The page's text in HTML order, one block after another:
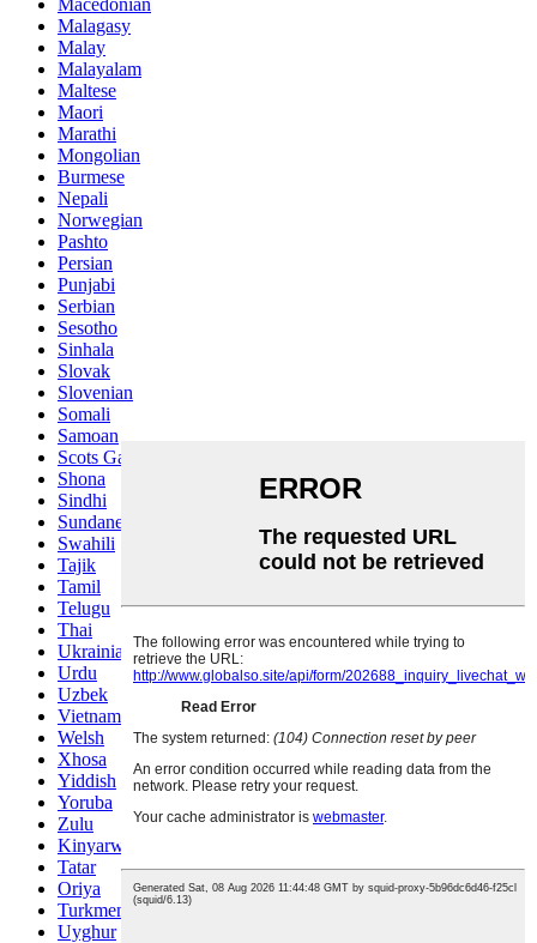
Macedonian
Malagasy
Malay
Malayalam
Maltese
Maori
Marathi
Mongolian
Burmese
Nepali
Norwegian
Pashto
Persian
Punjabi
Serbian
Sesotho
Sinhala
Slovak
Slovenian
Somali
Samoan
Scots Gaelic
Shona
Sindhi
Sundanese
Swahili
Tajik
Tamil
Telugu
Thai
Ukrainian
Urdu
Uzbek
Vietnamese
Welsh
Xhosa
Yiddish
Yoruba
Zulu
Kinyarwanda
Tatar
Oriya
Turkmen
Uyghur